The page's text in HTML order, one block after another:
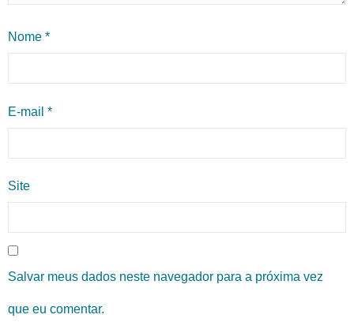
Nome *
E-mail *
Site
Salvar meus dados neste navegador para a próxima vez
que eu comentar.